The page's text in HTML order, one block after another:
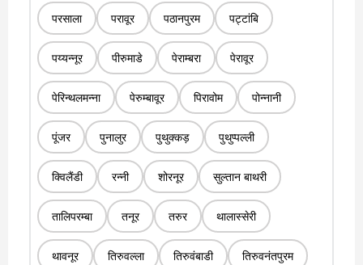
परसाला परावूर पठानपुरम पट्टांबि
पय्यन्नूर पीरुमाडे पेराम्बरा पेरावूर
पेरिन्थलमन्ना पेरुम्बावूर पिरावोम पोन्नानी
पूंजर पुनालुर पुथुक्कड़ पुथुप्पल्ली
क्विलैंडी रन्नी शोरनूर सुल्तान बाथरी
तालिपरम्बा तनूर तरुर थालास्सेरी
थावनूर तिरुवल्ला तिरुवंबाडी तिरुवनंतपुरम